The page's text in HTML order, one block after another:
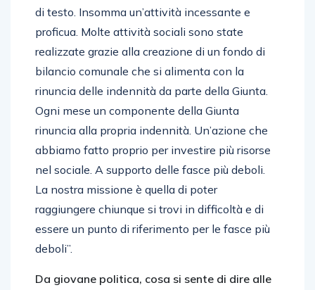
di testo. Insomma un’attività incessante e
proficua. Molte attività sociali sono state
realizzate grazie alla creazione di un fondo di
bilancio comunale che si alimenta con la
rinuncia delle indennità da parte della Giunta.
Ogni mese un componente della Giunta
rinuncia alla propria indennità. Un’azione che
abbiamo fatto proprio per investire più risorse
nel sociale. A supporto delle fasce più deboli.
La nostra missione è quella di poter
raggiungere chiunque si trovi in difficoltà e di
essere un punto di riferimento per le fasce più
deboli”.
Da giovane politica, cosa si sente di dire alle